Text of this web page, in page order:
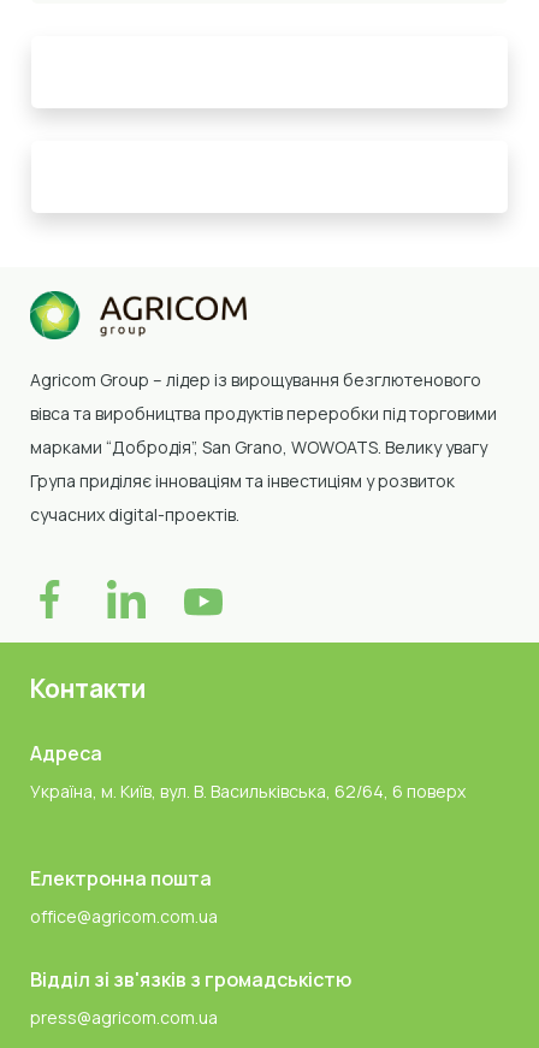
Agricom Group – лідер із вирощування безглютенового
вівса та виробництва продуктів переробки під торговими
марками “Добродія”, San Grano, WOWOATS. Велику увагу
Група приділяє інноваціям та інвестиціям у розвиток
сучасних digital-проектів.
Контакти
Адреса
Україна, м. Київ, вул. В. Васильківська, 62/64, 6 поверх
Електронна пошта
office@agricom.com.ua
Відділ зі зв'язків з громадськістю
press@agricom.com.ua